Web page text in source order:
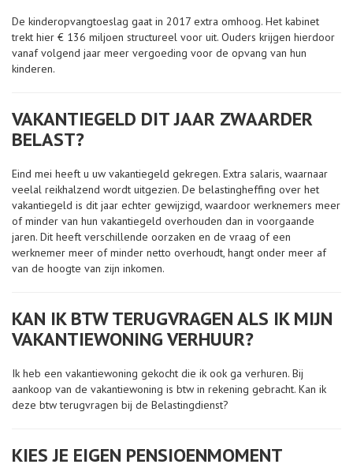
De kinderopvangtoeslag gaat in 2017 extra omhoog. Het kabinet
trekt hier € 136 miljoen structureel voor uit. Ouders krijgen hierdoor
vanaf volgend jaar meer vergoeding voor de opvang van hun
kinderen.
VAKANTIEGELD DIT JAAR ZWAARDER
BELAST?
Eind mei heeft u uw vakantiegeld gekregen. Extra salaris, waarnaar
veelal reikhalzend wordt uitgezien. De belastingheffing over het
vakantiegeld is dit jaar echter gewijzigd, waardoor werknemers meer
of minder van hun vakantiegeld overhouden dan in voorgaande
jaren. Dit heeft verschillende oorzaken en de vraag of een
werknemer meer of minder netto overhoudt, hangt onder meer af
van de hoogte van zijn inkomen.
KAN IK BTW TERUGVRAGEN ALS IK MIJN
VAKANTIEWONING VERHUUR?
Ik heb een vakantiewoning gekocht die ik ook ga verhuren. Bij
aankoop van de vakantiewoning is btw in rekening gebracht. Kan ik
deze btw terugvragen bij de Belastingdienst?
KIES JE EIGEN PENSIOENMOMENT